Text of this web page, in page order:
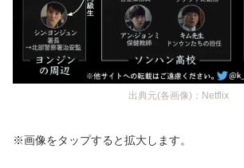
出典元(各画像)：Netflix
※画像をタップすると拡大します。